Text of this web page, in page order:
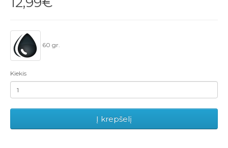
60 gr.
Kiekis
Į krepšelį